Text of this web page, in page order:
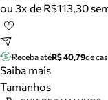
Mule
Tire dúvidas
Meus pedidos
ou 3x de R$113,30
Receba atéR$ 40,79de
Saiba mais
Tamanhos